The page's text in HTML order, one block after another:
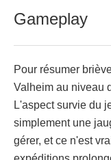
Gameplay
Pour résumer
Valheim au niveau
L'aspect survie du
simplement une
gérer, et ce n'est